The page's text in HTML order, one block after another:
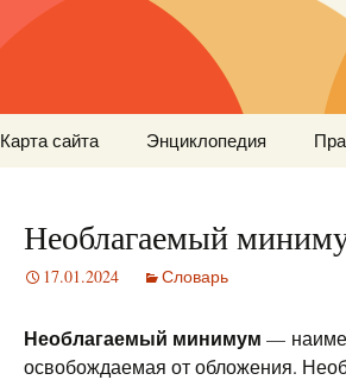
Карта сайта Энциклопедия
Необлагаемый
17.01.2024 Словарь
Необлагаемый минимум —
освобождаемая от обложения.